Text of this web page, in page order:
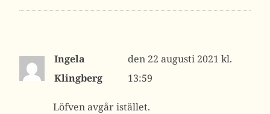
Ingela
Klingberg
22 augusti 2021 kl.
13:59
Löfven avgår istället.